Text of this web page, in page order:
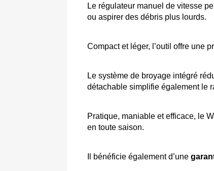
Le régulateur manuel de vitesse
ou aspirer des débris plus lourds.
Compact et léger, l’outil offre une
Le système de broyage intégré
détachable simplifie également le
Pratique, maniable et efficace, le
en toute saison.
Il bénéficie également d’une